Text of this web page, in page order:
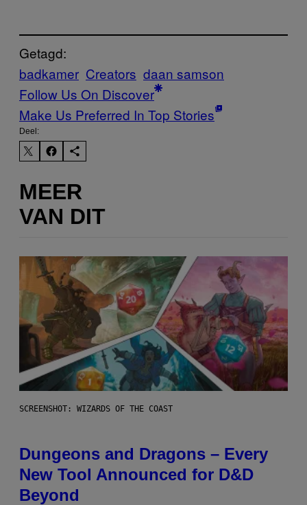
Getagd:
badkamer Creators daan samson
Follow Us On Discover
Make Us Preferred In Top Stories
Deel:
MEER
VAN DIT
SCREENSHOT: WIZARDS OF THE COAST
Dungeons and Dragons – Every
New Tool Announced for D&D
Beyond